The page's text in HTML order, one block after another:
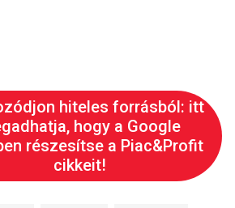
hiteles forrásból: itt
hogy a Google
részesítse a Piac&Profit
cikkeit!